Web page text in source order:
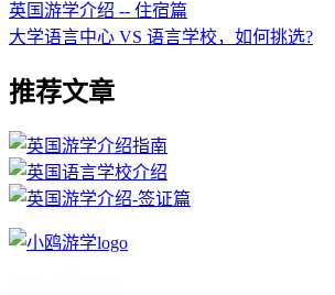
英国游学介绍 -- 住宿篇
大学语言中心 VS 语言学校，如何挑选?
推荐文章